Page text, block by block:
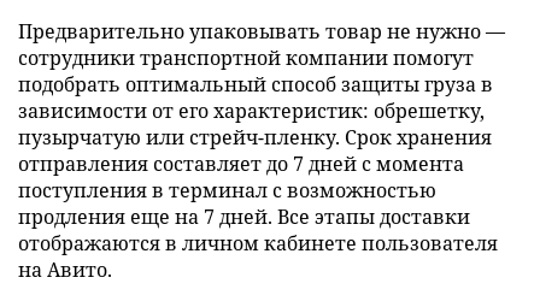
Предварительно упаковывать товар не нужно —
сотрудники транспортной компании помогут
подобрать оптимальный способ защиты груза в
зависимости от его характеристик: обрешетку,
пузырчатую или стрейч-пленку. Срок хранения
отправления составляет до 7 дней с момента
поступления в терминал с возможностью
продления еще на 7 дней. Все этапы доставки
отображаются в личном кабинете пользователя
на Авито.